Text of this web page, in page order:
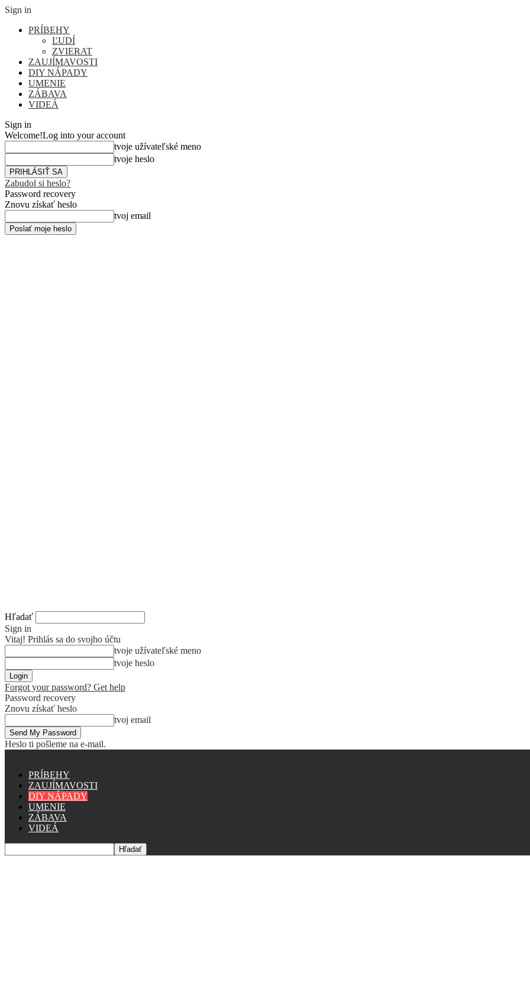
Sign in
PRÍBEHY
ĽUDÍ
ZVIERAT
ZAUJÍMAVOSTI
DIY NÁPADY
UMENIE
ZÁBAVA
VIDEÁ
Sign in
Welcome!Log into your account
tvoje užívateľské meno
tvoje heslo
Zabudol si heslo?
Password recovery
Znovu získať heslo
tvoj email
Hľadať
Sign in
Vitaj! Prihlás sa do svojho účtu
tvoje užívateľské meno
tvoje heslo
Forgot your password? Get help
Password recovery
Znovu získať heslo
tvoj email
Heslo ti pošleme na e-mail.
PRÍBEHY
ZAUJÍMAVOSTI
DIY NÁPADY
UMENIE
ZÁBAVA
VIDEÁ